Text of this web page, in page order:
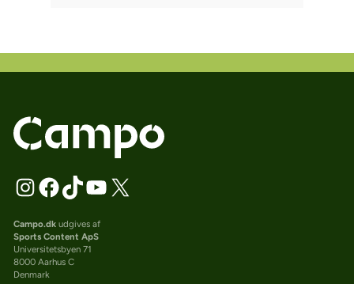
Campo.dkudgives af
Sports Content ApS
Universitetsbyen 71
8000 Aarhus C
Denmark